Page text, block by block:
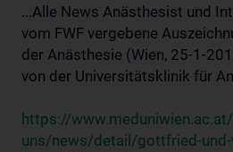
...Alle News Anästhesist und
vom FWF vergebene
der Anästhesie (Wien, 25-1-
von der Universitätsklinik für
https://
uns/news/detail/gottfried-und-